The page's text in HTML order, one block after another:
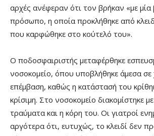
αρχές ανέφεραν ότι τον βρήκαν «με
πρόσωπο, η οποία προκλήθηκε από
που καρφώθηκε στο κούτελό του».
Ο ποδοσφαιριστής μεταφέρθηκε
νοσοκομείο, όπου υποβλήθηκε άμεσα σε
επέμβαση, καθώς η κατάστασή του
κρίσιμη. Στο νοσοκομείο διακομίστηκε
τραύματα και η κόρη του. Οι γιατροί
αργότερα ότι, ευτυχώς, το κλειδί δεν